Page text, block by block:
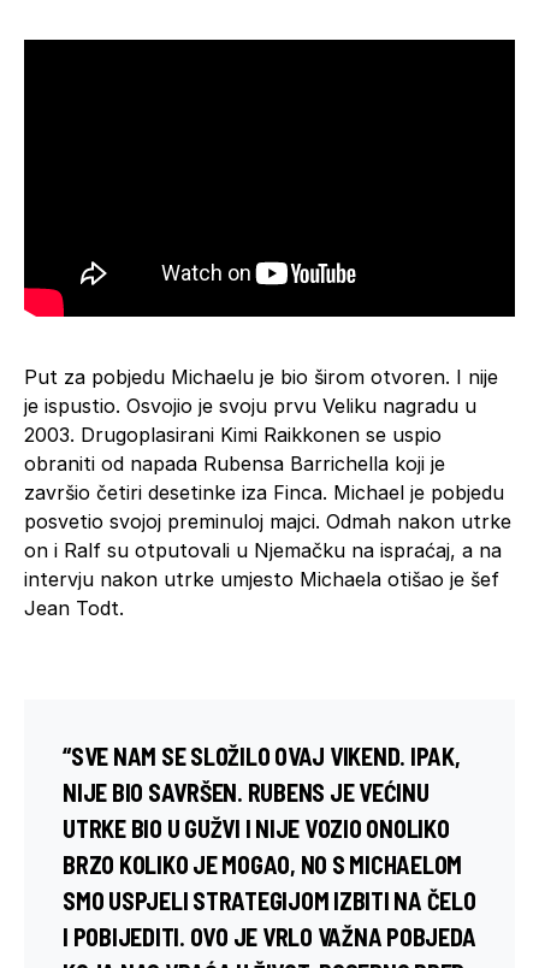
Put za pobjedu Michaelu je bio širom otvoren. I nije
je ispustio. Osvojio je svoju prvu Veliku nagradu u
2003. Drugoplasirani Kimi Raikkonen se uspio
obraniti od napada Rubensa Barrichella koji je
završio četiri desetinke iza Finca. Michael je pobjedu
posvetio svojoj preminuloj majci. Odmah nakon utrke
on i Ralf su otputovali u Njemačku na ispraćaj, a na
intervju nakon utrke umjesto Michaela otišao je šef
Jean Todt.
“SVE NAM SE SLOŽILO OVAJ VIKEND. IPAK,
NIJE BIO SAVRŠEN. RUBENS JE VEĆINU
UTRKE BIO U GUŽVI I NIJE VOZIO ONOLIKO
BRZO KOLIKO JE MOGAO, NO S MICHAELOM
SMO USPJELI STRATEGIJOM IZBITI NA ČELO
I POBIJEDITI. OVO JE VRLO VAŽNA POBJEDA